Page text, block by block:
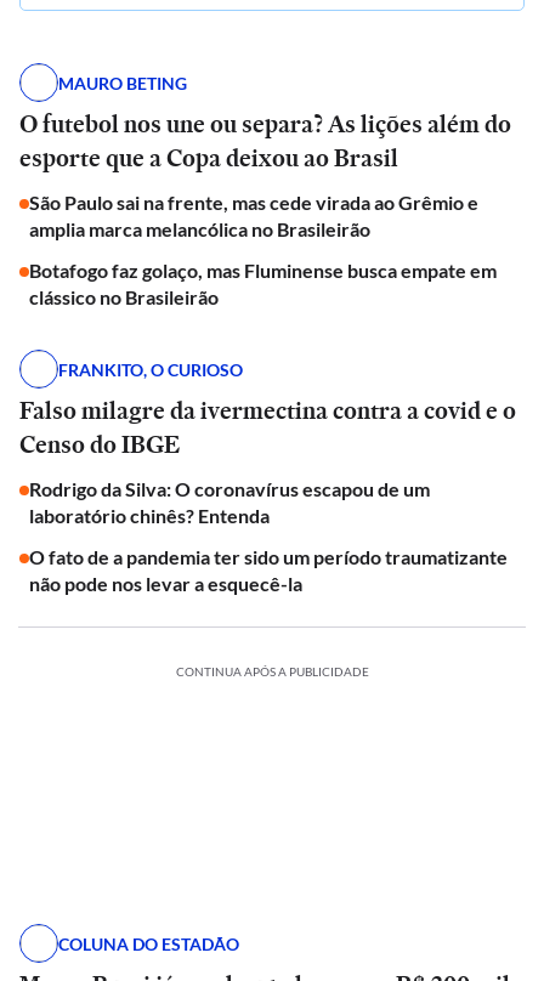
MAURO BETING
O futebol nos une ou separa? As lições além do
esporte que a Copa deixou ao Brasil
São Paulo sai na frente, mas cede virada ao Grêmio e
amplia marca melancólica no Brasileirão
Botafogo faz golaço, mas Fluminense busca empate em
clássico no Brasileirão
FRANKITO, O CURIOSO
Falso milagre da ivermectina contra a covid e o
Censo do IBGE
Rodrigo da Silva: O coronavírus escapou de um
laboratório chinês? Entenda
O fato de a pandemia ter sido um período traumatizante
não pode nos levar a esquecê-la
CONTINUA APÓS A PUBLICIDADE
COLUNA DO ESTADÃO